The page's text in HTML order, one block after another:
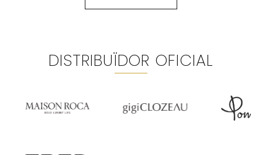
DISTRIBUÏDOR OFICIAL